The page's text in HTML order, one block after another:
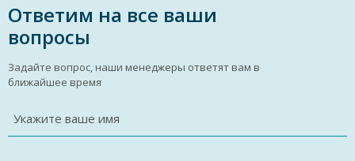
Ответим на все ваши
вопросы
Задайте вопрос, наши менеджеры ответят вам в
ближайшее время
Укажите ваше имя